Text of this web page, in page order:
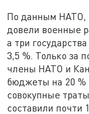
По данным НАТО,
довели военные
а три
3,5 %. Только за
члены НАТО и
бюджеты на 20 %
совокупные
составили почти